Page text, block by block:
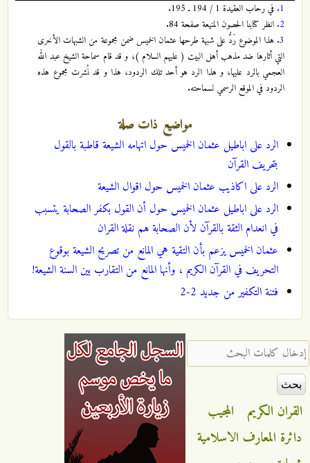
1. في رحاب العقيدة 1 / 194 ـ 195.
2. انظر كتابنا الحصون المنيعة صفحة 84.
3. هذا الموضوع رَدُّ على شبهة طرحها عثمان الخميس ضمن مجموعة من الشبهات الأخرى
التي أثارها ضد مذهب أهل البيت ( عليهم السلام )، و قد قام سماحة الشيخ عبد الله
العجمي بالرد عليها، و هذا الرد هو أحد تلك الردود، هذا و قد نُشرت مجموع هذه
الردود في الموقع الرسمي لسماحته.
مواضيع ذات صلة
الرد على اباطيل عثمان الخميس حول اتهامه الشيعة قاطبة بالقول
بتحريف القرآن
الرد على اكاذيب عثمان الخميس حول اقوال الشيعة
الرد على اباطيل عثمان الخميس حول أن القول بكفر الصحابة يتسبب
في انعدام الثقة بالقرآن لأن الصحابة هم نقلة القران
عثمان الخميس يزعم بأن التقية هي المانع من تصريح الشيعة بوقوع
التحريف في القرآن الكريم ، وأنها المانع من التقارب بين السنة الشيعة!
فتنة التكفير من جديد 2-2
‏إدخال كلمات البحث ‏
القران الكريم
المجيب
دائرة المعارف الاسلامية